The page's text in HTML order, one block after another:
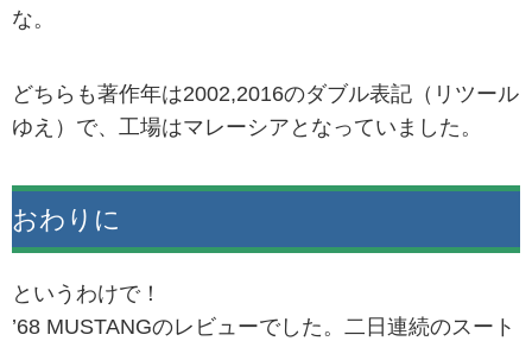
な。
どちらも著作年は2002,2016のダブル表記（リツール
ゆえ）で、工場はマレーシアとなっていました。
おわりに
というわけで！
’68 MUSTANGのレビューでした。二日連続のスート